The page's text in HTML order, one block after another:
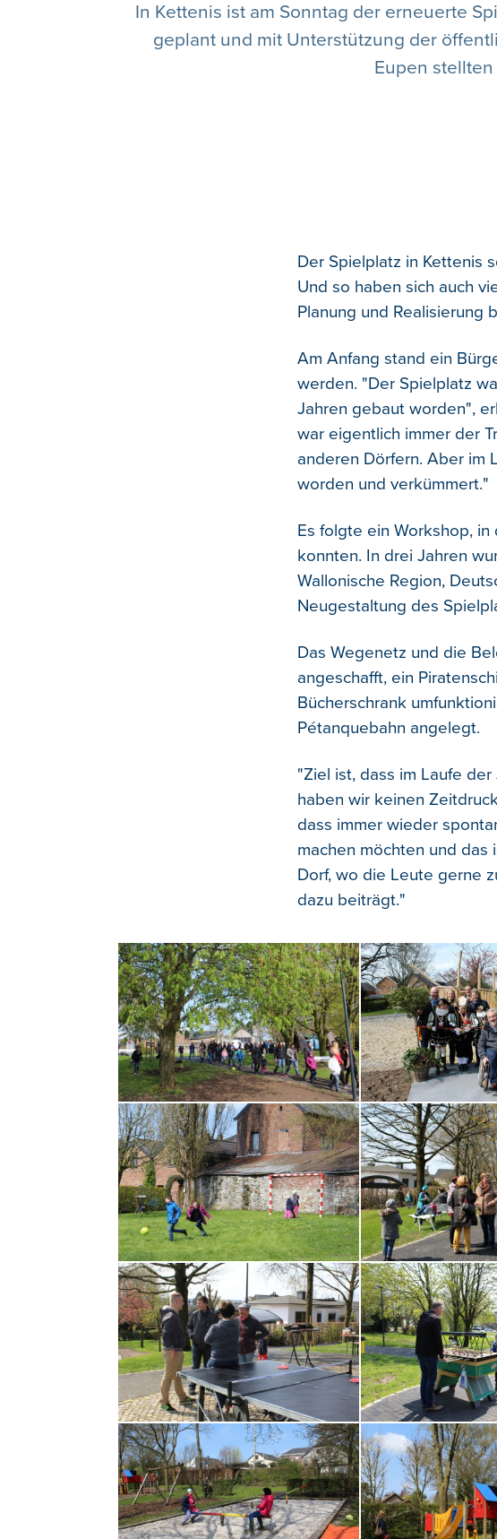
In Kettenis ist am Sonntag der erneuerte
geplant und mit Unterstützung der
Eupen
Der Spielplatz in Kettenis
Und so haben sich auch
Planung und Realisierung
Am Anfang stand ein
werden. "Der Spielplatz
Jahren gebaut worden",
war eigentlich immer der
anderen Dörfern. Aber im
worden und verkümmert."
Es folgte ein Workshop,
konnten. In drei Jahren
Wallonische Region,
Neugestaltung des
Das Wegenetz und die
angeschafft, ein
Bücherschrank
Pétanquebahn angelegt.
"Ziel ist, dass im Laufe
haben wir keinen
dass immer wieder
machen möchten und das
Dorf, wo die Leute gerne
dazu beiträgt."